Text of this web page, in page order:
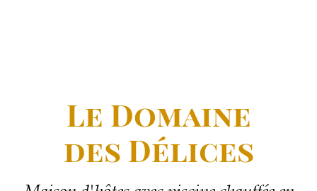
Le Domaine
des Délices